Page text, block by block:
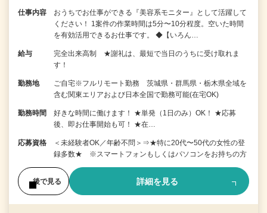
仕事内容
おうちでお仕事ができる『美容系モニター』として活躍して
ください！ 1案件の作業時間は5分〜10分程度。空いた時間
を有効活用できるお仕事です。 ◆【いろん…
給与
完全出来高制 ★謝礼は、最短で当日のうちに受け取れま
す！
勤務地
ご自宅※フルリモート勤務 茨城県・群馬県・栃木県全域を
含む関東エリアおよび日本全国で勤務可能(在宅OK)
勤務時間
好きな時間に働けます！ ★単発（1日のみ）OK！ ★応募
後、即お仕事開始も可！ ★在…
応募資格
＜未経験者OK／年齢不問＞⇒★特に20代〜50代の女性の登
録多数★ ※スマートフォンもしくはパソコンをお持ちの方
後で見る 詳細を見る